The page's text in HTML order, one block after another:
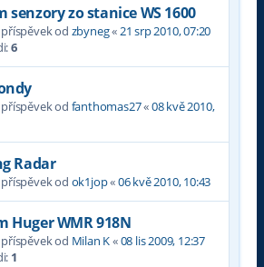
senzory zo stanice WS 1600
od zbyneg«21 srp 2010, 07:20
6
od fanthomas27«08 kvě 2010,
Radar
od ok1jop«06 kvě 2010, 10:43
Huger WMR 918N
od Milan K«08 lis 2009, 12:37
1